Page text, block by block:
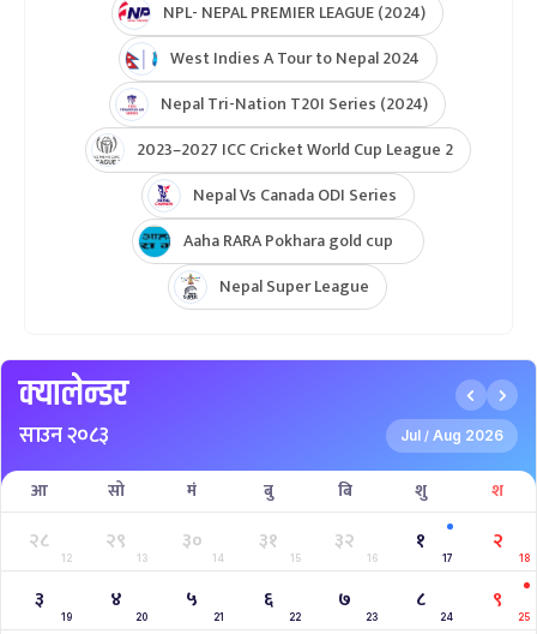
NPL- NEPAL PREMIER LEAGUE (2024)
West Indies A Tour to Nepal 2024
Nepal Tri-Nation T20I Series (2024)
2023–2027 ICC Cricket World Cup League 2
Nepal Vs Canada ODI Series
Aaha RARA Pokhara gold cup
Nepal Super League
क्यालेन्डर
साउन २०८३ Jul / Aug 2026
आ सो मं बु बि शु श
२८
12
२९
13
३०
14
३१
15
३२
16
१
17
२
18
३
19
४
20
५
21
६
22
७
23
८
24
९
25